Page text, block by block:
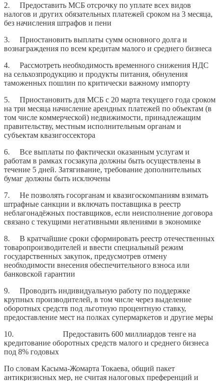
2. Предоставить МСБ отсрочку по уплате всех видов
налогов и других обязательных платежей сроком на 3 месяца,
без начисления штрафов и пени
3. Приостановить выплаты сумм основного долга и
вознаграждения по всем кредитам малого и среднего бизнеса
4. Рассмотреть необходимость временного снижения НДС
на сельхозпродукцию и продукты питания, обнуления
таможенных пошлин по критически важному импорту
5. Приостановить для МСБ с 20 марта текущего года сроком
на три месяца начисление арендных платежей по объектам (в
том числе коммерческой) недвижимости, принадлежащим
правительству, местным исполнительным органам и
субъектам квазигоссектора
6. Все выплаты по фактически оказанным услугам и
работам в рамках госзакупа должны быть осуществлены в
течение 5 дней. Затягивание, требование дополнительных
бумаг должны быть исключены
7. Не позволять госорганам и квазигоскомпаниям взимать
штрафные санкции и включать поставщика в реестр
неблагонадёжных поставщиков, если неисполнение договора
связано с текущими негативными явлениями в экономике
8. В кратчайшие сроки сформировать реестр отечественных
товаропроизводителей и ввести специальный режим
государственных закупок, предусмотрев отмену
необходимости внесения обеспечительного взноса или
банковской гарантии
9. Проводить индивидуальную работу по поддержке
крупных производителей, в том числе через выделение
оборотных средств под льготную процентную ставку,
предоставление мест на полках супермаркетов и другие меры
10. Предоставить 600 миллиардов тенге на
кредитование оборотных средств малого и среднего бизнеса
под 8% годовых
По словам Касыма-Жомарта Токаева, общий пакет
антикризисных мер, не считая налоговых преференций и